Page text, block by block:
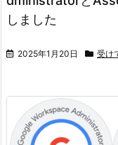
しました
2025年1月20日 受け